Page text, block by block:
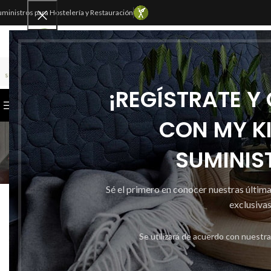
¡REGÍSTRATE
CON MY
Sé el primero en conocer nuestras
Se utilizará de acuerdo con nuestra
para Hostelería y Restauración
SELECCIONAR CATEGORÍA
CATEGORÍAS INICIOTIENDACONTACTAR
Inicio Mykitchen
100 CAJAS PARA
Publicado por
Activado 20